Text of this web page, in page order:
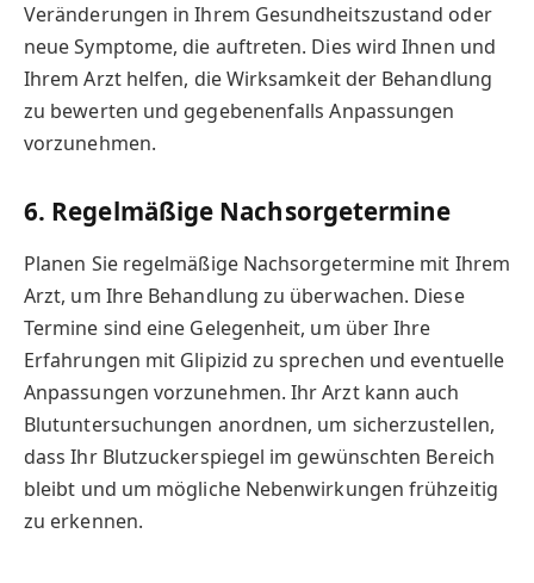
Veränderungen in Ihrem Gesundheitszustand oder
neue Symptome, die auftreten. Dies wird Ihnen und
Ihrem Arzt helfen, die Wirksamkeit der Behandlung
zu bewerten und gegebenenfalls Anpassungen
vorzunehmen.
6. Regelmäßige Nachsorgetermine
Planen Sie regelmäßige Nachsorgetermine mit Ihrem
Arzt, um Ihre Behandlung zu überwachen. Diese
Termine sind eine Gelegenheit, um über Ihre
Erfahrungen mit Glipizid zu sprechen und eventuelle
Anpassungen vorzunehmen. Ihr Arzt kann auch
Blutuntersuchungen anordnen, um sicherzustellen,
dass Ihr Blutzuckerspiegel im gewünschten Bereich
bleibt und um mögliche Nebenwirkungen frühzeitig
zu erkennen.